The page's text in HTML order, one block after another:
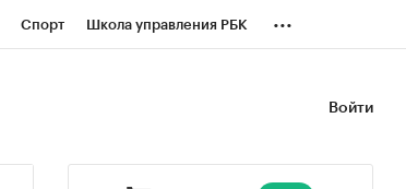
Спорт Школа управления РБК ...
Войти